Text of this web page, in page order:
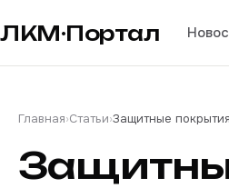
ЛКМ·Портал
Главная›Статьи›Защитные